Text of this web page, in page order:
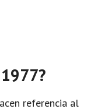
referencia al